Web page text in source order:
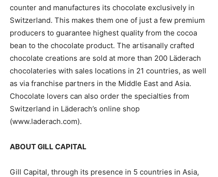
counter and manufactures its chocolate exclusively in
Switzerland. This makes them one of just a few premium
producers to guarantee highest quality from the cocoa
bean to the chocolate product. The artisanally crafted
chocolate creations are sold at more than 200 Läderach
chocolateries with sales locations in 21 countries, as well
as via franchise partners in the Middle East and Asia.
Chocolate lovers can also order the specialties from
Switzerland in Läderach’s online shop
(www.laderach.com).
ABOUT GILL CAPITAL
Gill Capital, through its presence in 5 countries in Asia,